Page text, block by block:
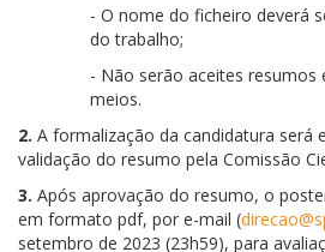
- O nome do ficheiro deverá
do trabalho;
- Não serão aceites resumos
meios.
2. A formalização da candidatura será
validação do resumo pela Comissão
3. Após aprovação do resumo, o
em formato pdf, por e-mail (
setembro de 2023 (23h59), para